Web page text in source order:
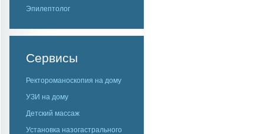
Эпилептолог
Сервисы
Ректороманоскопия на дому
УЗИ на дому
Детский массаж
Установка назогастрального